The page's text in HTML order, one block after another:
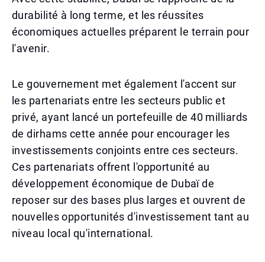
durabilité à long terme, et les réussites
économiques actuelles préparent le terrain pour
l'avenir.
Le gouvernement met également l'accent sur
les partenariats entre les secteurs public et
privé, ayant lancé un portefeuille de 40 milliards
de dirhams cette année pour encourager les
investissements conjoints entre ces secteurs.
Ces partenariats offrent l'opportunité au
développement économique de Dubaï de
reposer sur des bases plus larges et ouvrent de
nouvelles opportunités d'investissement tant au
niveau local qu'international.